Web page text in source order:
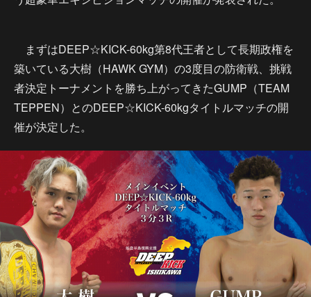
まずはDEEP☆KICK-60kg第8代王者として長期政権を
築いている大樹（HAWK GYM）の3度目の防衛戦、挑戦
者決定トーナメントを勝ち上がってきたGUMP（TEAM
TEPPEN）とのDEEP☆KICK-60kgタイトルマッチの開
催が決定した。